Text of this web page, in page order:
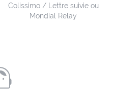
Colissimo / Lettre suivie ou
Mondial Relay